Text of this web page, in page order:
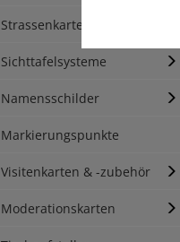
Strassenkarten / PLZ-Karten
Sichttafelsysteme
Namensschilder
Markierungspunkte
Visitenkarten & -zubehör
Moderationskarten